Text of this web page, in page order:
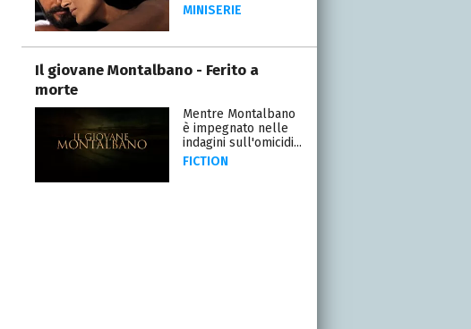
MINISERIE
Il giovane Montalbano - Ferito a
morte
Mentre Montalbano
è impegnato nelle
indagini sull'omicidi...
FICTION